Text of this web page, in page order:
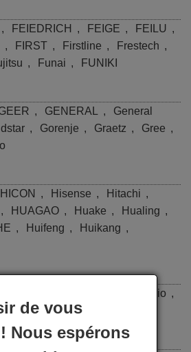
, FEIEDRICH , FEIGE , FEILU ,
, FIRST , Firstline , Frestech ,
, Funai , FUNIKI
, GENERAL ,
General
, Gorenje , Graetz , Gree ,
HICON , Hisense , Hitachi ,
, HUAGAO , Huake , Hualing ,
, Huifeng , Huikang ,
Irradio ,
de vous
Nous espérons